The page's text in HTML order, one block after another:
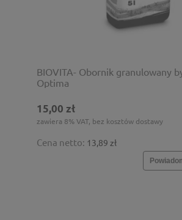
BIOVITA- Obornik granulowany
Optima
15,00 zł
zawiera 8% VAT, bez kosztów dostawy
Cena netto: 13,89 zł